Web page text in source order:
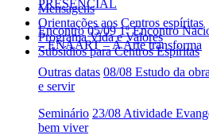
Mensagens
Orientações aos Centros espíritas
Programa Vida e Valores
Subsídios para Centros Espíritas
PRESENCIAL
Encontro 05/09 1º Encontro
– ENAART – A Arte transforma
Outras datas 08/08 Estudo da
e servir
Seminário 23/08 Atividade
bem viver